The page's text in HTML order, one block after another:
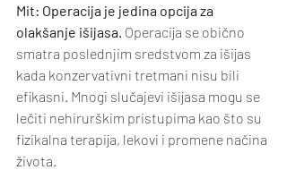
Mit: Operacija je jedina opcija za
olakšanje išijasa. Operacija se obično
smatra poslednjim sredstvom za išijas
kada konzervativni tretmani nisu bili
efikasni. Mnogi slučajevi išijasa mogu se
lečiti nehirurškim pristupima kao što su
fizikalna terapija, lekovi i promene načina
života.